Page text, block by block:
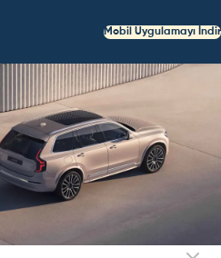
Mobil Uygulamayı İndir